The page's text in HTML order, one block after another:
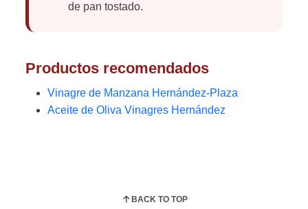
de pan tostado.
Productos recomendados
Vinagre de Manzana Hernández-Plaza
Aceite de Oliva Vinagres Hernández
BACK TO TOP